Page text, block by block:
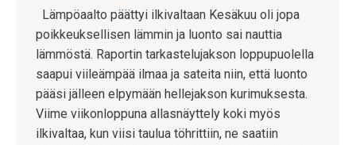
Lämpöaalto päättyi ilkivaltaan Kesäkuu oli jopa
poikkeuksellisen lämmin ja luonto sai nauttia
lämmöstä. Raportin tarkastelujakson loppupuolella
saapui viileämpää ilmaa ja sateita niin, että luonto
pääsi jälleen elpymään hellejakson kurimuksesta.
Viime viikonloppuna allasnäyttely koki myös
ilkivaltaa, kun viisi taulua töhrittiin, ne saatiin